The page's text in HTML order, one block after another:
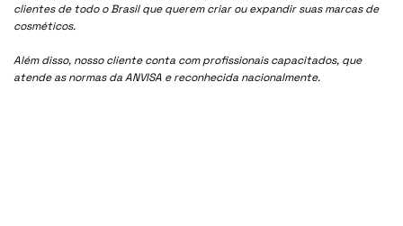
clientes de todo o Brasil que querem criar ou expandir suas marcas de
cosméticos.
Além disso, nosso cliente conta com profissionais capacitados, que
atende as normas da ANVISA e reconhecida nacionalmente.